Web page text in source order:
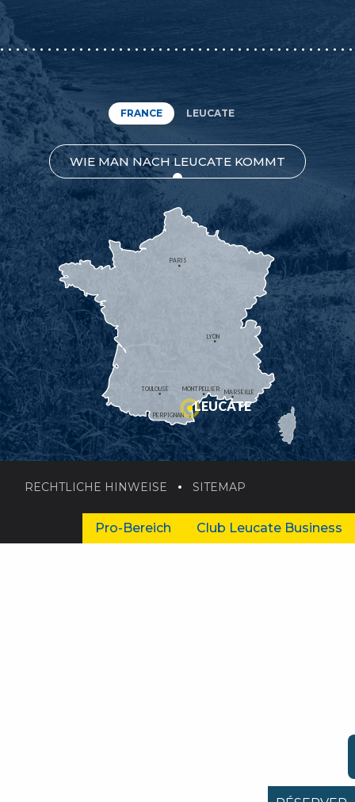
FRANCE LEUCATE
WIE MAN NACH LEUCATE KOMMT
MONTPELLIER
PERPIGNAN
MARSEILLE
TOULOUSE
LYON
PARIS
LEUCATE
RECHTLICHE HINWEISE SITEMAP
Pro-Bereich Club Leucate Business